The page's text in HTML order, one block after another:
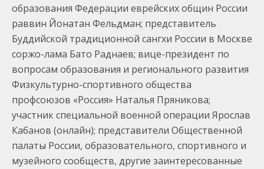
образования Федерации еврейских общин России
раввин Йонатан Фельдман; представитель
Буддийской традиционной сангхи России в Москве
соржо-лама Бато Раднаев; вице-президент по
вопросам образования и регионального развития
Физкультурно-спортивного общества
профсоюзов «Россия» Наталья Пряникова;
участник специальной военной операции Ярослав
Кабанов (онлайн); представители Общественной
палаты России, образовательного, спортивного и
музейного сообществ, другие заинтересованные